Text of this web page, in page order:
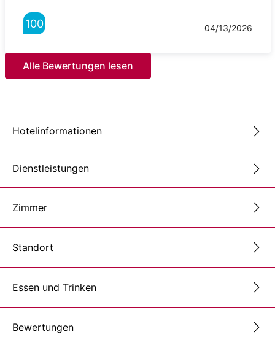
100 04/13/2026
Alle Bewertungen lesen
Hotelinformationen
Dienstleistungen
Zimmer
Standort
Essen und Trinken
Bewertungen